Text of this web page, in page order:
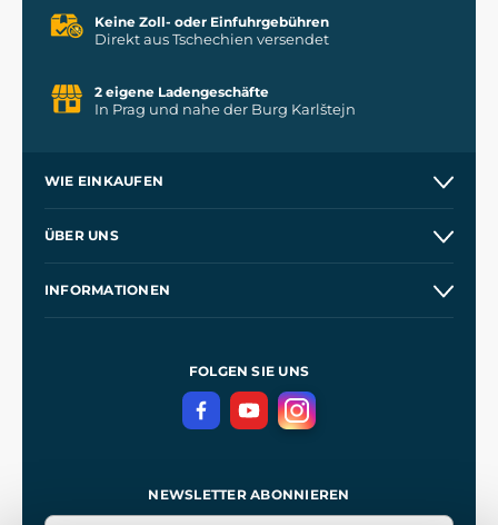
Keine Zoll- oder Einfuhrgebühren
Direkt aus Tschechien versendet
2 eigene Ladengeschäfte
In Prag und nahe der Burg Karlštejn
WIE EINKAUFEN
Kontakt
ÜBER UNS
INFORMATIONEN
DatenschutzerklärungFOLGEN SIE UNS
NEWSLETTER ABONNIEREN